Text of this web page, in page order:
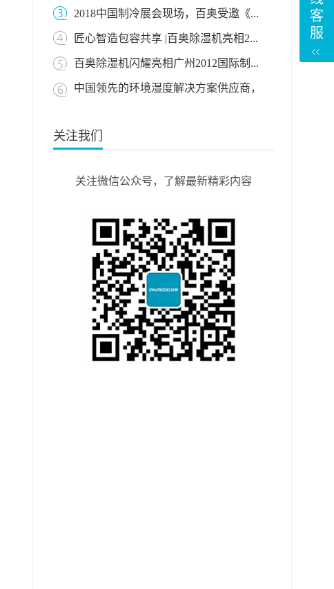
2018中国制冷展会现场，百奥受邀《...
匠心智造包容共享 |百奥除湿机亮相2...
百奥除湿机闪耀亮相广州2012国际制...
中国领先的环境湿度解决方案供应商，
关注我们
关注微信公众号，了解最新精彩内容
客
服